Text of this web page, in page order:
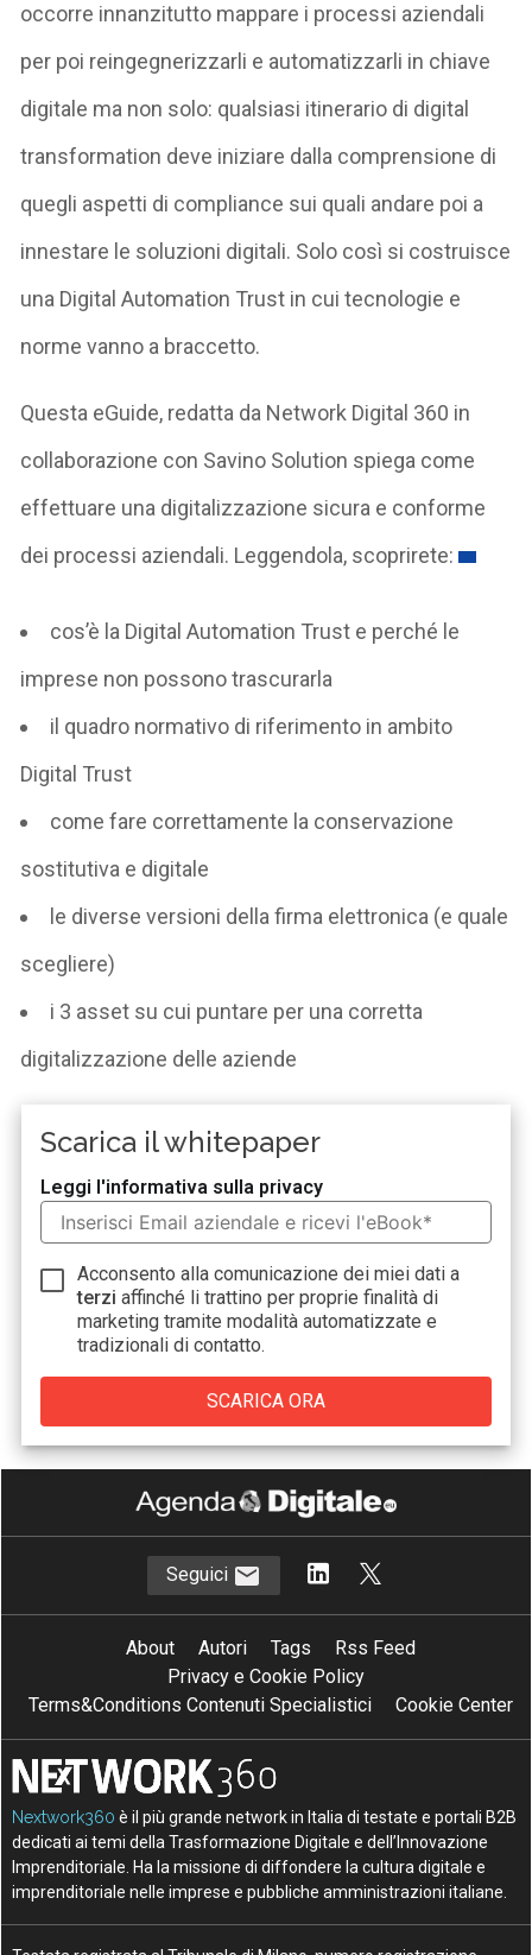
occorre innanzitutto mappare i processi aziendali
per poi reingegnerizzarli e automatizzarli in chiave
digitale ma non solo: qualsiasi itinerario di digital
transformation deve iniziare dalla comprensione di
quegli aspetti di compliance sui quali andare poi a
innestare le soluzioni digitali. Solo così si costruisce
una Digital Automation Trust in cui tecnologie e
norme vanno a braccetto.
Questa eGuide, redatta da Network Digital 360 in
collaborazione con Savino Solution spiega come
effettuare una digitalizzazione sicura e conforme
dei processi aziendali. Leggendola, scoprirete:
cos’è la Digital Automation Trust e perché le
imprese non possono trascurarla
il quadro normativo di riferimento in ambito
Digital Trust
come fare correttamente la conservazione
sostitutiva e digitale
le diverse versioni della firma elettronica (e quale
scegliere)
i 3 asset su cui puntare per una corretta
digitalizzazione delle aziende
Scarica il whitepaper
Leggi l'informativa sulla privacy
Acconsento alla comunicazione dei miei dati a
terzi affinché li trattino per proprie finalità di
marketing tramite modalità automatizzate e
tradizionali di contatto.
Seguici
About Autori Tags
Rss Feed
Privacy e Cookie Policy
Terms&Conditions Contenuti Specialistici
Cookie Center
Nextwork360 è il più grande network in Italia di testate e portali B2B
dedicati ai temi della Trasformazione Digitale e dell’Innovazione
Imprenditoriale. Ha la missione di diffondere la cultura digitale e
imprenditoriale nelle imprese e pubbliche amministrazioni italiane.